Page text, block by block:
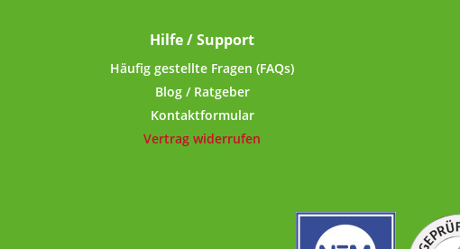
lässt sich ohne
Kraftanstrengung öffnen und
schließen. Der umgerollte
Rand mit eingespritzter PVC-
freier Dichtung im Deckel-
Innenrand sorgt für
luftdichten Verschluss. Dank
Verpackungseinheiten (z.B.
freier Dichtung im Deckel-
Innenrand sorgt für
Hilfe / Support
Häufig gestellte Fragen (FAQs)
Blog / Ratgeber
Kontaktformular
Vertrag widerrufen